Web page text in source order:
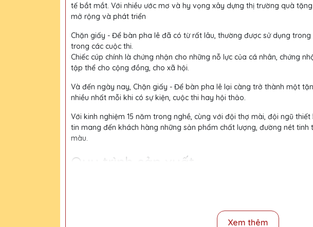
tế bắt mắt. Với nhiều ước mơ và hy vọng xây dựng thị trường quà
mở rộng và phát triển
Chặn giấy - Để bàn pha lê đã có từ rất lâu, thường được sử dụng
trong các cuộc thi.
Chiếc cúp chính là chứng nhận cho những nỗ lực của cá nhân, chứng
tập thể cho cộng đồng, cho xã hội.
Và đến ngày nay, Chặn giấy - Để bàn pha lê lại càng trở thành một
nhiều nhất mỗi khi có sự kiện, cuộc thi hay hội thảo.
Với kinh nghiệm 15 năm trong nghề, cùng với đội thợ mài, đội ngũ
tin mang đến khách hàng những sản phẩm chất lượng, đường nét tinh
màu.
Quy trình sản xuất
Xem thêm